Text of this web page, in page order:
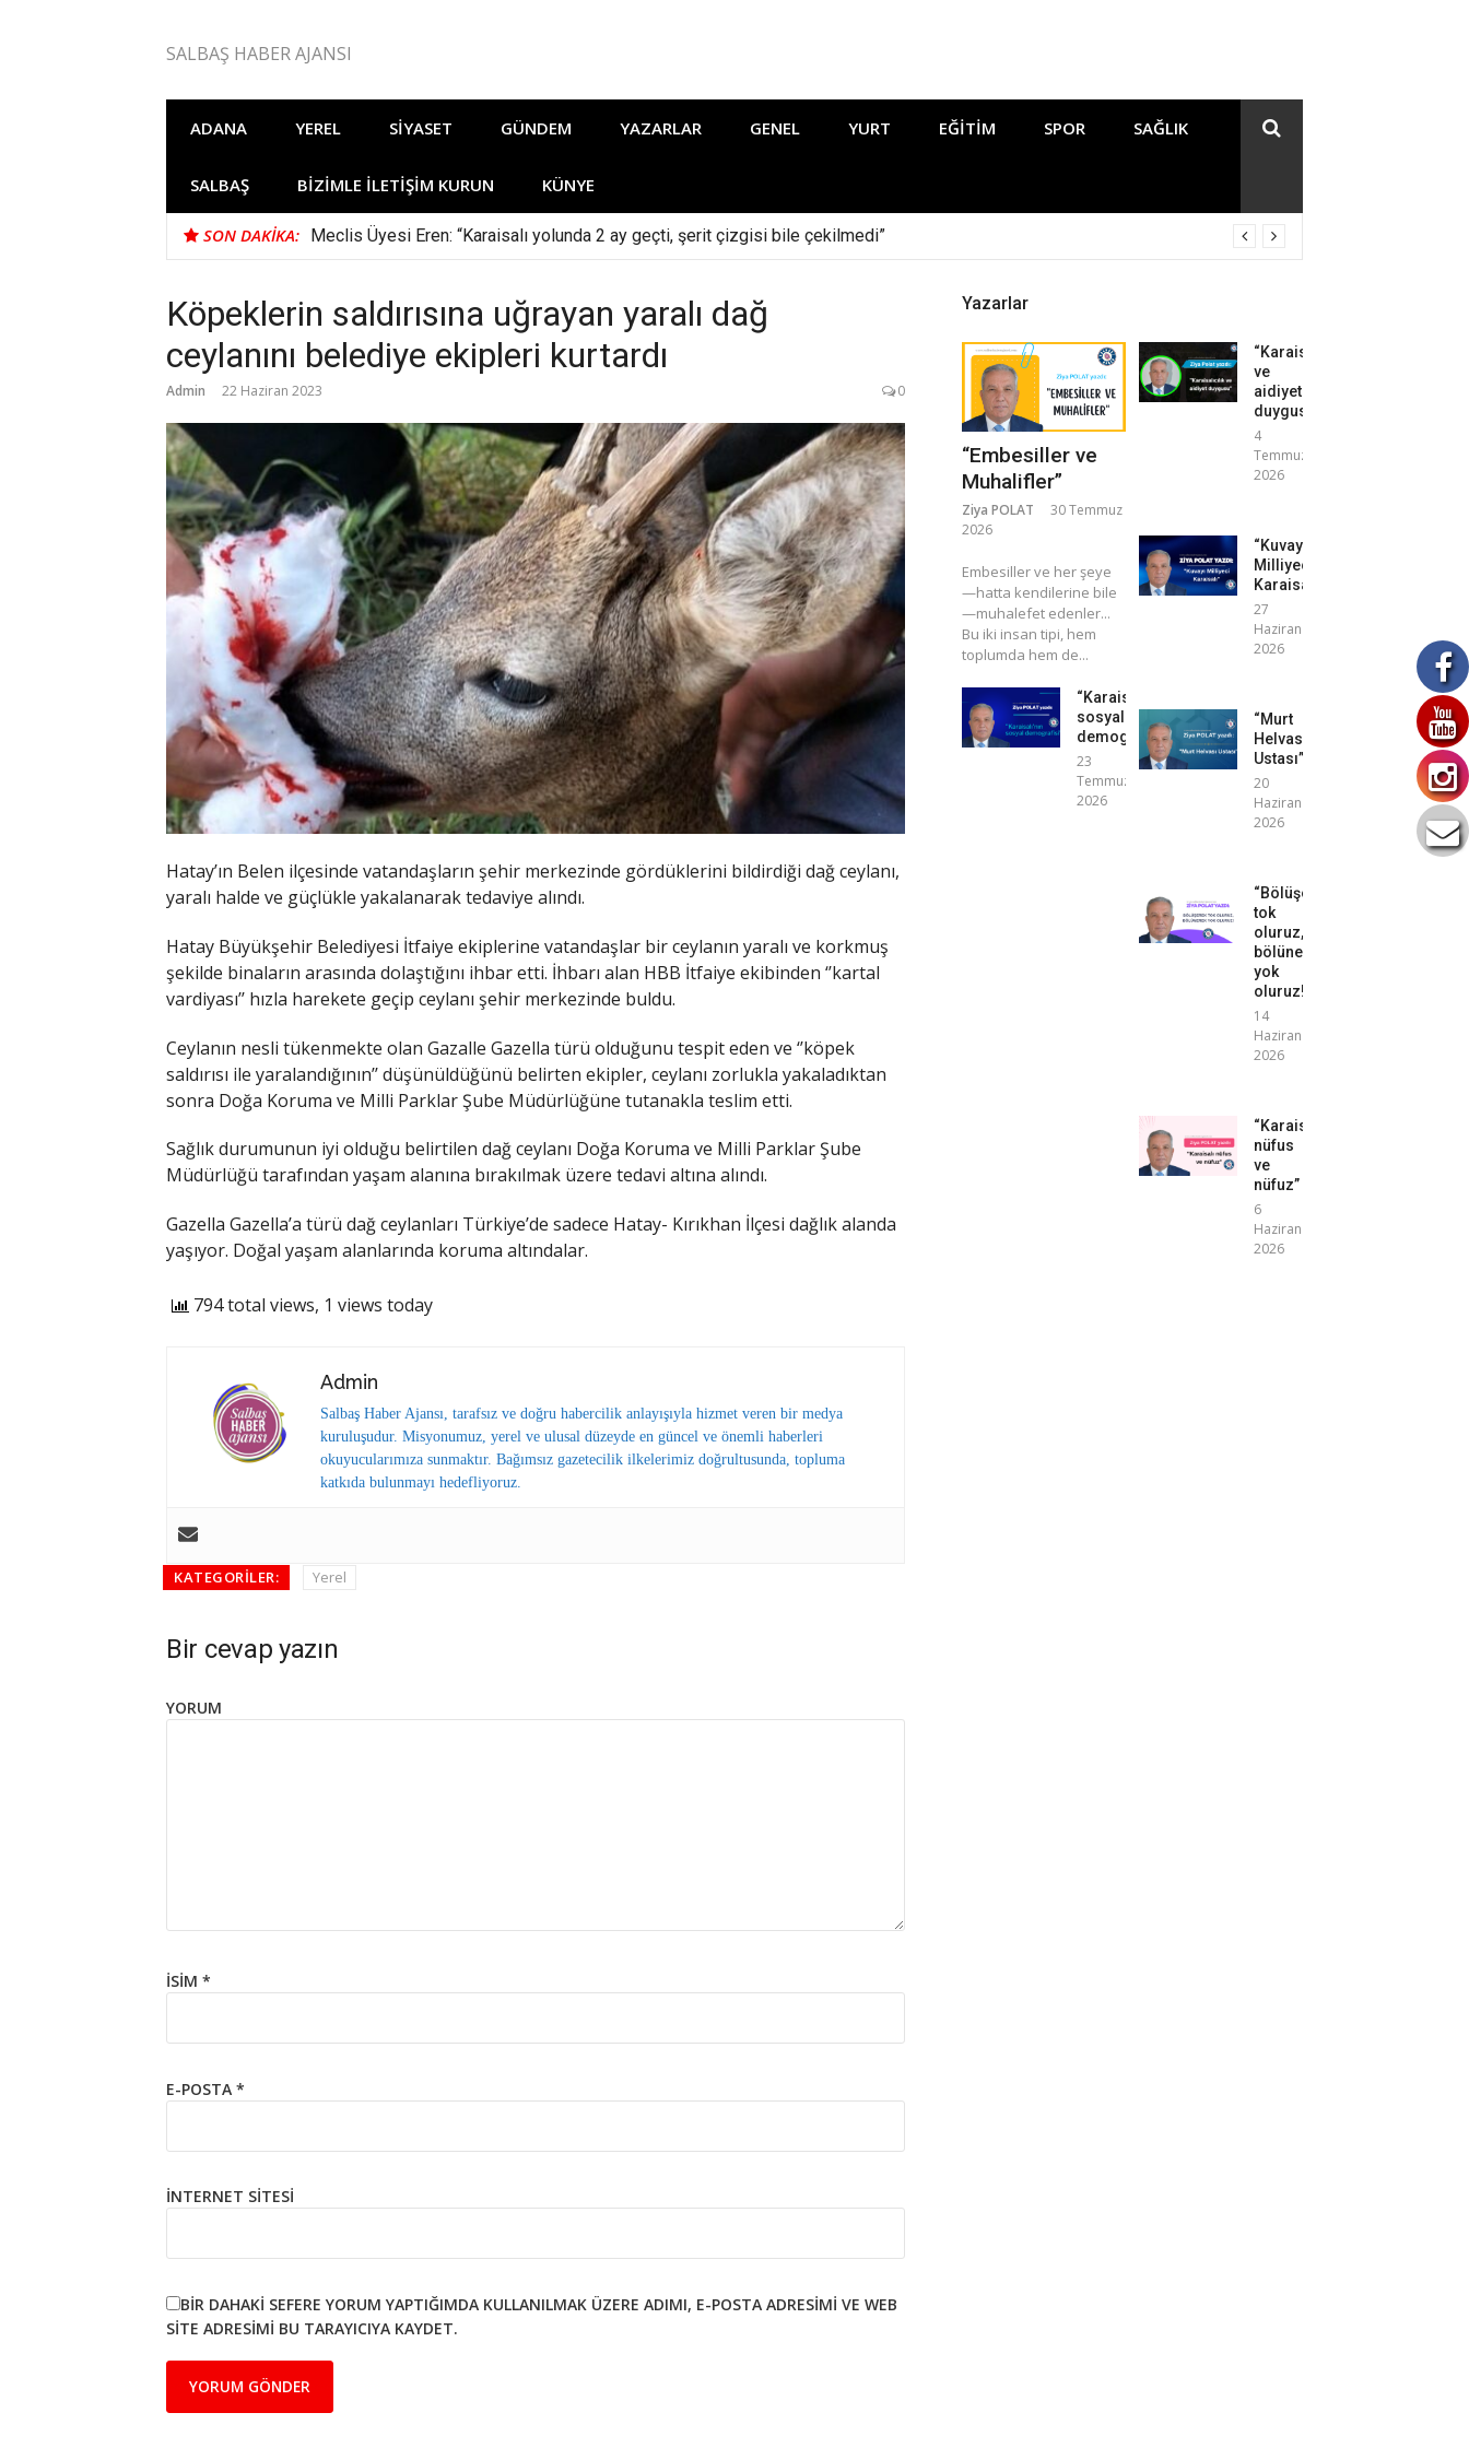
SALBAŞ HABER AJANSI
ADANA YEREL SIYASET GÜNDEM YAZARLAR GENEL YURT EĞITIM SPOR SAĞLIK
SALBAŞ BIZIMLE İLETIŞIM KURUN KÜNYE
SON DAKIKA: Meclis Üyesi Eren: “Karaisalı yolunda 2 ay geçti, şerit çizgisi bile çekilmedi”
Köpeklerin saldırısına uğrayan yaralı dağ
ceylanını belediye ekipleri kurtardı
Admin 22 Haziran 2023 0
Hatay’ın Belen ilçesinde vatandaşların şehir merkezinde gördüklerini bildirdiği dağ ceylanı,
yaralı halde ve güçlükle yakalanarak tedaviye alındı.
Hatay Büyükşehir Belediyesi İtfaiye ekiplerine vatandaşlar bir ceylanın yaralı ve korkmuş
şekilde binaların arasında dolaştığını ihbar etti. İhbarı alan HBB İtfaiye ekibinden ‘’kartal
vardiyası’’ hızla harekete geçip ceylanı şehir merkezinde buldu.
Ceylanın nesli tükenmekte olan Gazalle Gazella türü olduğunu tespit eden ve ‘’köpek
saldırısı ile yaralandığının’’ düşünüldüğünü belirten ekipler, ceylanı zorlukla yakaladıktan
sonra Doğa Koruma ve Milli Parklar Şube Müdürlüğüne tutanakla teslim etti.
Sağlık durumunun iyi olduğu belirtilen dağ ceylanı Doğa Koruma ve Milli Parklar Şube
Müdürlüğü tarafından yaşam alanına bırakılmak üzere tedavi altına alındı.
Gazella Gazella’a türü dağ ceylanları Türkiye’de sadece Hatay- Kırıkhan İlçesi dağlık alanda
yaşıyor. Doğal yaşam alanlarında koruma altındalar.
794 total views, 1 views today
Admin
Salbaş Haber Ajansı, tarafsız ve doğru habercilik anlayışıyla hizmet veren bir medya
kuruluşudur. Misyonumuz, yerel ve ulusal düzeyde en güncel ve önemli haberleri
okuyucularımıza sunmaktır. Bağımsız gazetecilik ilkelerimiz doğrultusunda, topluma
katkıda bulunmayı hedefliyoruz.
KATEGORILER: Yerel
Bir cevap yazın
YORUM
İSIM *
E-POSTA *
İNTERNET SITESI
BIR DAHAKI SEFERE YORUM YAPTIĞIMDA KULLANILMAK ÜZERE ADIMI, E-POSTA ADRESIMI VE WEB
SITE ADRESIMI BU TARAYICIYA KAYDET.
Yazarlar
“Embesiller ve
Muhalifler”
Ziya POLAT
30 Temmuz
2026
​Embesiller ve her şeye
—hatta kendilerine bile
—muhalefet edenler...
Bu iki insan tipi, hem
toplumda hem de...
“Karaisalı’nın
sosyal
demografisi”
23
Temmuz
2026
“Karaisalıcılık
ve
aidiyet
duygusu”
4
Temmuz
2026
“Kuvayı
Milliyeci
Karaisalı”
27
Haziran
2026
“Murt
Helvası
Ustası”
20
Haziran
2026
“Bölüşerek
tok
oluruz,
bölünerek
yok
oluruz!”
14
Haziran
2026
“Karaisalı
nüfus
ve
nüfuz”
6
Haziran
2026